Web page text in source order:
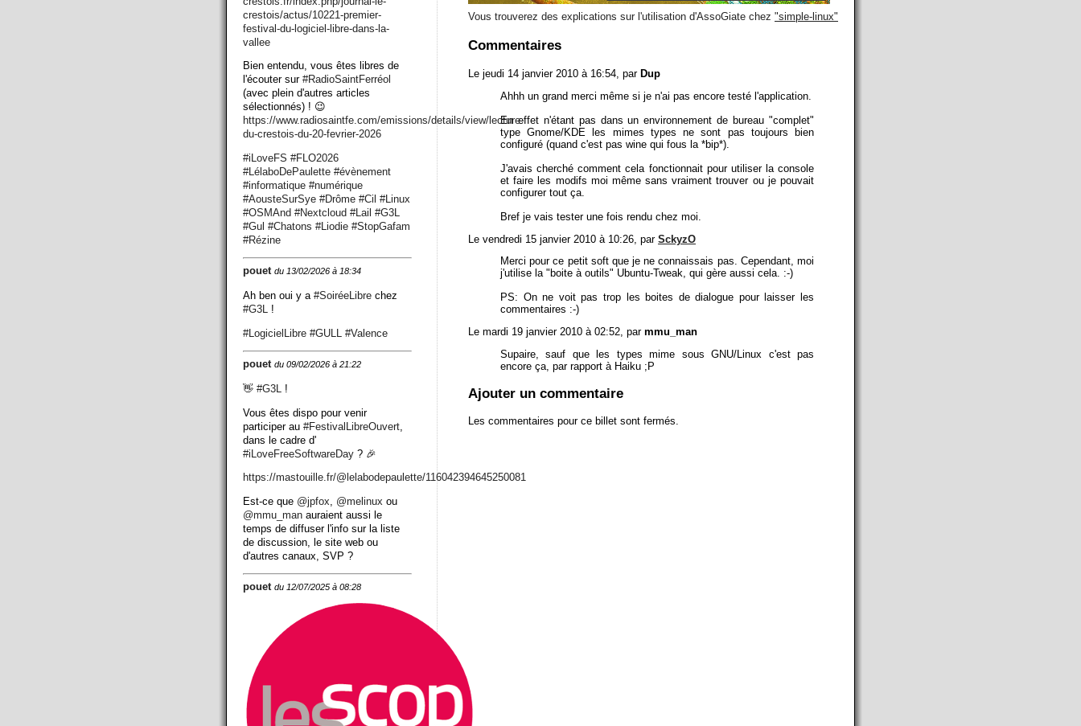
Vous trouverez des explications sur l'utilisation d'AssoGiate chez "simple-linux"
Commentaires
Le jeudi 14 janvier 2010 à 16:54, par Dup
Ahhh un grand merci même si je n'ai pas encore testé l'application.
En effet n'étant pas dans un environnement de bureau "complet"
type Gnome/KDE les mimes types ne sont pas toujours bien
configuré (quand c'est pas wine qui fous la *bip*).
J'avais cherché comment cela fonctionnait pour utiliser la console
et faire les modifs moi même sans vraiment trouver ou je pouvait
configurer tout ça.
Bref je vais tester une fois rendu chez moi.
Le vendredi 15 janvier 2010 à 10:26, par SckyzO
Merci pour ce petit soft que je ne connaissais pas. Cependant, moi
j'utilise la "boite à outils" Ubuntu-Tweak, qui gère aussi cela. :-)
PS: On ne voit pas trop les boites de dialogue pour laisser les
commentaires :-)
Le mardi 19 janvier 2010 à 02:52, par mmu_man
Supaire, sauf que les types mime sous GNU/Linux c'est pas
encore ça, par rapport à Haiku ;P
Ajouter un commentaire
Les commentaires pour ce billet sont fermés.
crestois/actus/10221-premier-
festival-du-logiciel-libre-dans-la-
vallee
Bien entendu, vous êtes libres de
l'écouter sur #RadioSaintFerréol
(avec plein d'autres articles
sélectionnés) ! 😉
https://www.radiosaintfe.com/emissions/details/view/lecture-
du-crestois-du-20-fevrier-2026
#iLoveFS #FLO2026
#LélaboDePaulette #évènement
#informatique #numérique
#AousteSurSye #Drôme #Cil #Linux
#OSMAnd #Nextcloud #Lail #G3L
#Gul #Chatons #Liodie #StopGafam
#Rézine
pouet du 13/02/2026 à 18:34
Ah ben oui y a #SoiréeLibre chez
#G3L !
#LogicielLibre #GULL #Valence
pouet du 09/02/2026 à 21:22
👋 #G3L
!
Vous êtes dispo pour venir
participer au #FestivalLibreOuvert
dans le cadre d'
#iLoveFreeSoftwareDay ? 🎉
https://mastouille.fr/@lelabodepaulette/116042394645250081
Est-ce que @jpfox, @melinux ou
@mmu_man auraient aussi le
temps de diffuser l'info sur la liste
de discussion, le site web ou
d'autres canaux, SVP ?
pouet du 12/07/2025 à 08:28